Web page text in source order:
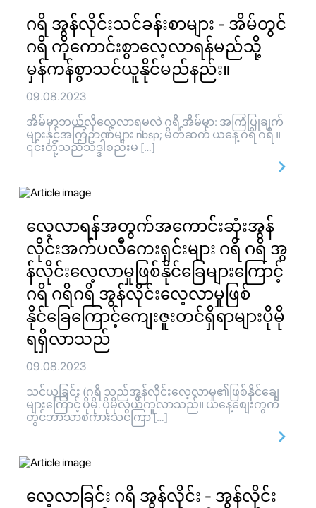
ဂရိ အွန်လိုင်းသင်ခန်းစာများ - အိမ်တွင်
ဂရိ ကိုကောင်းစွာလေ့လာရန်မည်သို့
မှန်ကန်စွာသင်ယူနိုင်မည်နည်း။
09.08.2023
အိမ်မှာဘယ်လိုလေ့လာရမလဲ ဂရိ အိမ်မှာ: အကြံပြုချက်
များနှင့်အကြံဥာဏ်များ nbsp; မိတ်ဆက် ယနေ့ ဂရိ ဂရိ ။
၎င်းတို့သည်သဒ္ဒါစည်းမ […]
လေ့လာရန်အတွက်အကောင်းဆုံးအွန်
လိုင်းအက်ပလီကေးရှင်းများ ဂရိ ဂရိ အွ
န်လိုင်းလေ့လာမှုဖြစ်နိုင်ခြေများကြောင့်
ဂရိ ဂရိဂရိ အွန်လိုင်းလေ့လာမှုဖြစ်
နိုင်ခြေကြောင့်ကျေးဇူးတင်ရှိရာများပိုမို
ရရှိလာသည်
09.08.2023
သင်ယူခြင်း (ဂရိ သည်အွန်လိုင်းလေ့လာမှု၏ဖြစ်နိုင်ချေ
များကြောင့် ပိုမို. ပိုမိုလွယ်ကူလာသည်။ ယနေ့စျေးကွက်
တွင်ဘာသာစကားသင်ကြာ […]
လေ့လာခြင်း ဂရိ အွန်လိုင်း - အွန်လိုင်း